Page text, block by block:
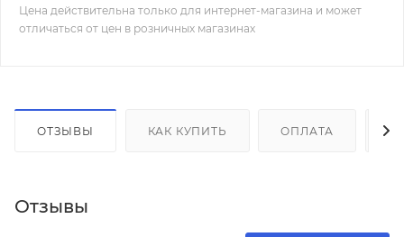
Цена действительна только для интернет-магазина и может
отличаться от цен в розничных магазинах
ОТЗЫВЫ КАК КУПИТЬ ОПЛАТА
Отзывы